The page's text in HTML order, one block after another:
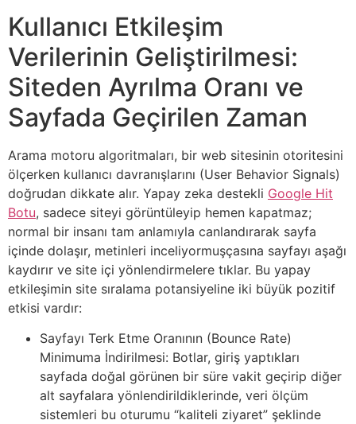
Kullanıcı Etkileşim
Verilerinin Geliştirilmesi:
Siteden Ayrılma Oranı ve
Sayfada Geçirilen Zaman
Arama motoru algoritmaları, bir web sitesinin otoritesini
ölçerken kullanıcı davranışlarını (User Behavior Signals)
doğrudan dikkate alır. Yapay zeka destekli Google Hit
Botu, sadece siteyi görüntüleyip hemen kapatmaz;
normal bir insanı tam anlamıyla canlandırarak sayfa
içinde dolaşır, metinleri inceliyormuşçasına sayfayı aşağı
kaydırır ve site içi yönlendirmelere tıklar. Bu yapay
etkileşimin site sıralama potansiyeline iki büyük pozitif
etkisi vardır:
Sayfayı Terk Etme Oranının (Bounce Rate)
Minimuma İndirilmesi: Botlar, giriş yaptıkları
sayfada doğal görünen bir süre vakit geçirip diğer
alt sayfalara yönlendirildiklerinde, veri ölçüm
sistemleri bu oturumu “kaliteli ziyaret” şeklinde